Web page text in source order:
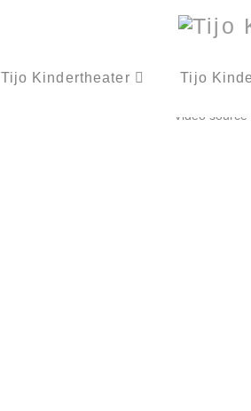
Tijo Kindertheater Tijo
Video source